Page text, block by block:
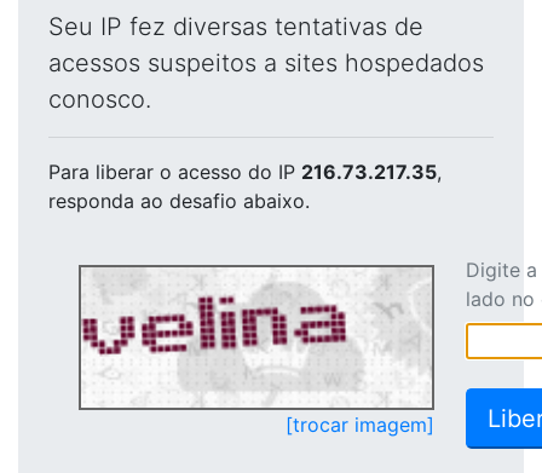
Seu IP fez diversas tentativas de
acessos suspeitos a sites hospedados
conosco.
Para liberar o acesso do IP 216.73.217.35,
responda ao desafio abaixo.
[trocar imagem]
Digite
lado no